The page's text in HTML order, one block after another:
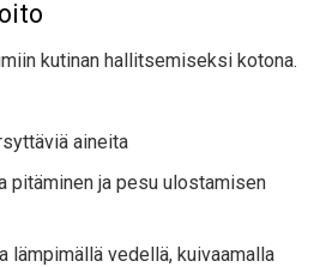
kutinan hallitsemiseksi kotona.
aineita
pitäminen ja pesu ulostamisen
lämpimällä vedellä, kuivaamalla